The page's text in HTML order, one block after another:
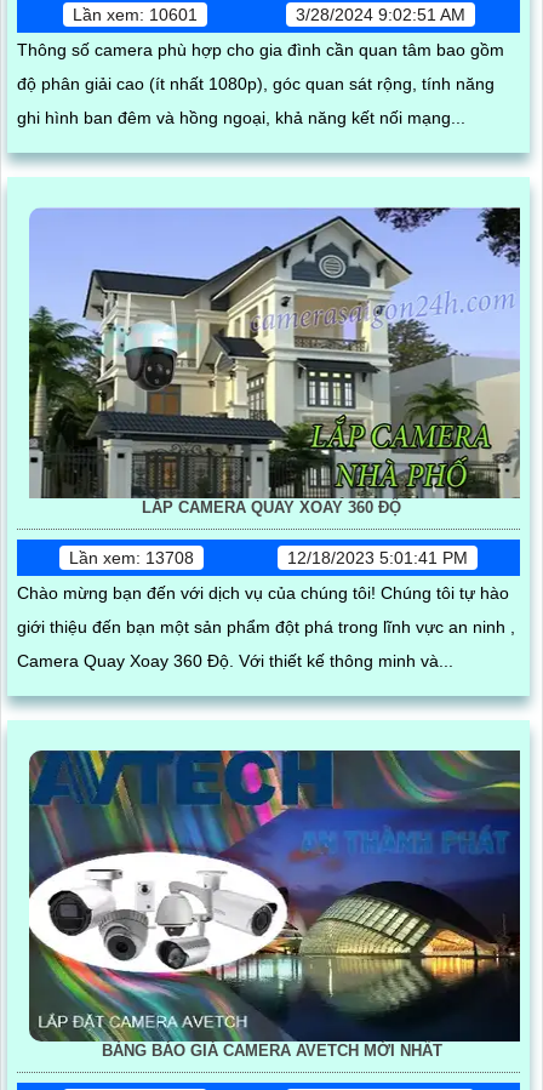
Lần xem: 10601
3/28/2024 9:02:51 AM
Thông số camera phù hợp cho gia đình cần quan tâm bao gồm
độ phân giải cao (ít nhất 1080p), góc quan sát rộng, tính năng
ghi hình ban đêm và hồng ngoại, khả năng kết nối mạng...
LẮP CAMERA QUAY XOAY 360 ĐỘ
Lần xem: 13708
12/18/2023 5:01:41 PM
Chào mừng bạn đến với dịch vụ của chúng tôi! Chúng tôi tự hào
giới thiệu đến bạn một sản phẩm đột phá trong lĩnh vực an ninh ,
Camera Quay Xoay 360 Độ. Với thiết kế thông minh và...
BẢNG BÁO GIÁ CAMERA AVETCH MỚI NHẤT